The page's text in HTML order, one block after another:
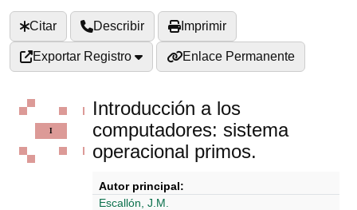
Citar Describir Imprimir
Exportar Registro Enlace Permanente
Introducción a los
computadores: sistema
operacional primos.
Autor principal:
Escallón, J.M.